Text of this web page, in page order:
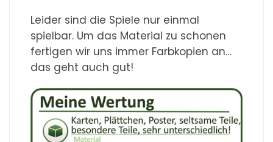
Leider sind die Spiele nur einmal
spielbar. Um das Material zu schonen
fertigen wir uns immer Farbkopien an…
das geht auch gut!